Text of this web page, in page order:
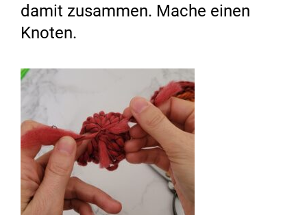
damit zusammen. Mache einen
Knoten.